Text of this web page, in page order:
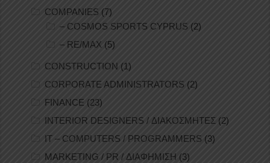
COMPANIES (7)
– COSMOS SPORTS CYPRUS (2)
– RE/MAX (5)
CONSTRUCTION (1)
CORPORATE ADMINISTRATORS (2)
FINANCE (23)
INTERIOR DESIGNERS / ΔΙΑΚΟΣΜΗΤΕΣ (2)
IT – COMPUTERS / PROGRAMMERS (3)
MARKETING / PR / ΔΙΑΦΗΜΙΣΗ (3)